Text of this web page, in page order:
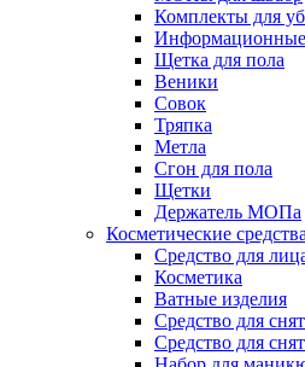
Комплекты для
Информационные
Щетка для пола
Веники
Совок
Тряпка
Метла
Сгон для пола
Щетки
Держатель МОПа
Косметические средства
Средство для
Косметика
Ватные изделия
Средство для
Средство для